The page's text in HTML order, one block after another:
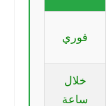
فوري
خلال
ساعة